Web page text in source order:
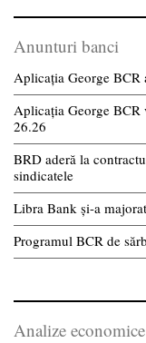
Anunturi banci
Aplicația George BCR
Aplicația George BCR
26.26
BRD aderă la
sindicatele
Libra Bank și-a
Programul BCR de
Analize economice